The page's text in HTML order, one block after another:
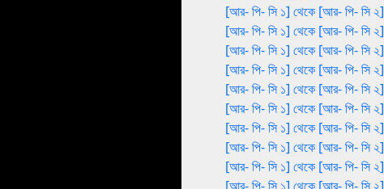
[আর- পি- সি ১] থেকে [আর- পি- সি ২]
[আর- পি- সি ১] থেকে [আর- পি- সি ২]
[আর- পি- সি ১] থেকে [আর- পি- সি ২]
[আর- পি- সি ১] থেকে [আর- পি- সি ২]
[আর- পি- সি ১] থেকে [আর- পি- সি ২]
[আর- পি- সি ১] থেকে [আর- পি- সি ২]
[আর- পি- সি ১] থেকে [আর- পি- সি ২]
[আর- পি- সি ১] থেকে [আর- পি- সি ২]
[আর- পি- সি ১] থেকে [আর- পি- সি ২]